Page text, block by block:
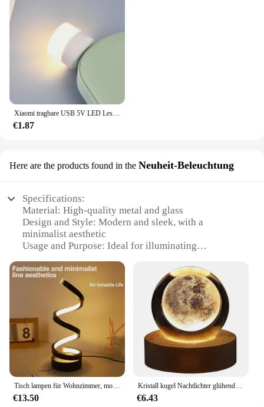
Xiaomi tragbare USB 5V LED Lese lampe Mini Buch Licht faltbare Camping Nachtlichter Tisch lampen für Power Bank Notebook Laptop
€1.87
Here are the products found in the Neuheit-Beleuchtung
Specifications:
Material: High-quality metal and glass
Design and Style: Modern and sleek, with a
minimalist aesthetic
Usage and Purpose: Ideal for illuminating
Performance and Property: Energy-efficient LED
bulbs provide long-lasting, bright light
Parts and Accessories: Includes a set of table lamps
with various designs and sizes
Applicable People: Perfect for homeowners, interior
designers, and wholesale vendors
Features:
**Elegant Illumination for Every Space**
The Tischlampen Neuheit-Beleuchtung is a
collection of modern table lamps that blend
functionality with contemporary design. Each lamp
Tisch lampen für Wohnzimmer, moderne spiralförmige dimmbare LED-Tisch lampe, kleine Nachttisch lampen, Nachttisch lampe für Schlafzimmer Büro zu Hause
€13.50
Kristall kugel Nachtlichter glühenden Planeten Galaxie Astronaut 3d Mond Tisch lampe USB Atmosphäre Lampe Tisch dekoration Kind Geschenke
€6.43